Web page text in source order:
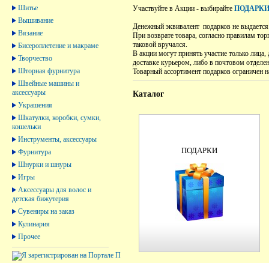
Шитье
Вышивание
Вязание
Бисероплетение и макраме
Творчество
Шторная фурнитура
Швейные машины и
аксессуары
Украшения
Шкатулки, коробки, сумки,
кошельки
Инструменты, аксессуары
Фурнитура
Шнурки и шнуры
Игры
Аксессуары для волос и
детская бижутерия
Сувениры на заказ
Кулинария
Прочее
Участвуйте в Акции - выбирайте ПОДАРКИ
Денежный эквивалент подарков не
При возврате товара, согласно правилам
таковой вручался.
В акции могут принять участие только
доставке курьером, либо в почтовом
Товарный ассортимент подарков ограничен
Каталог
ПОДАРКИ